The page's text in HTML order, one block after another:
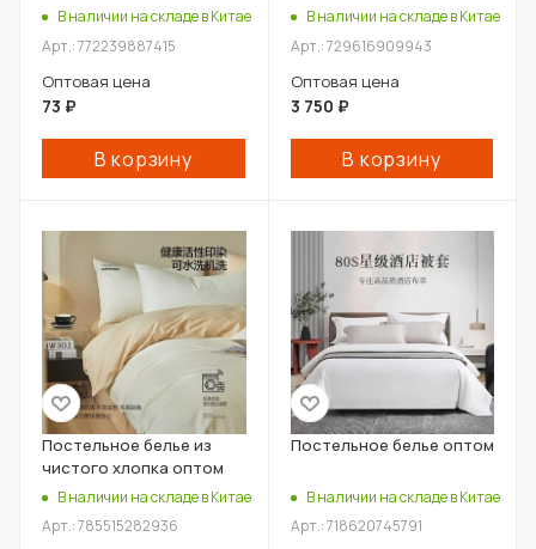
В наличии на складе в Китае
Арт.: 772239887415
Оптовая цена
73 ₽
В корзину
В наличии на складе в Китае
Арт.: 729616909943
Оптовая цена
3 750 ₽
В корзину
Постельное белье из
чистого хлопка оптом
В наличии на складе в Китае
Арт.: 785515282936
Постельное белье оптом
В наличии на складе в Китае
Арт.: 718620745791